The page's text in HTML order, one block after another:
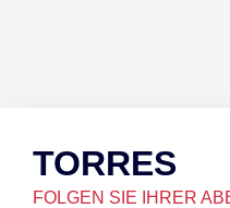
TORRES
FOLGEN SIE IHRER